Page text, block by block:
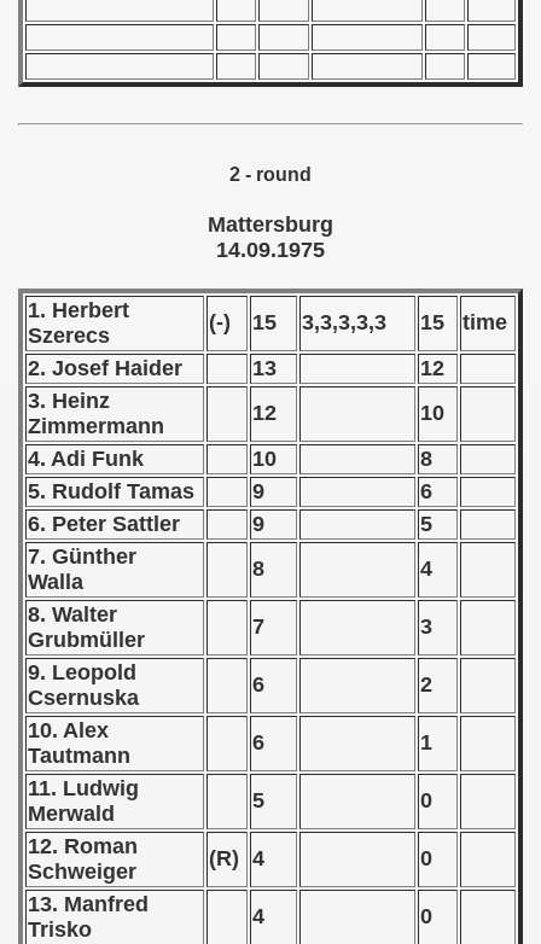
2 - round
Mattersburg
14.09.1975
1. Herbert
Szerecs
(-) 15 3,3,3,3,3 15
time
2. Josef Haider
13
12
3. Heinz
Zimmermann
12
10
4. Adi Funk
10
8
5. Rudolf Tamas
9
6
6. Peter Sattler
9
5
7. Günther
Walla
8
4
8. Walter
Grubmüller
7
3
9. Leopold
Csernuska
6
2
10. Alex
Tautmann
6
1
11. Ludwig
Merwald
5
0
12. Roman
Schweiger
(R) 4
0
13. Manfred
Trisko
4
0
- 1969
qualifications) - 1975
- 1975
- 1975
- 1975
- 1975
Qualification) - 1975
- 1975
- 1975
Qualifications) - 1975
Qualifications) - 1975
Qualification) - 1975